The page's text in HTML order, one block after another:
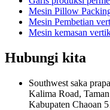
Mesin Pillow
Mesin Pembetian
Mesin kemasan
Hubungi kita
Southwest saka
Kalima Road,
Kabupaten Chaoan